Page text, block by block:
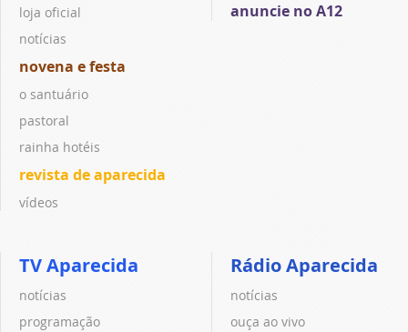
loja oficial
notícias
novena e festa
o santuário
pastoral
rainha hotéis
revista de aparecida
vídeos
anuncie no A12
TV Aparecida
notícias
programação
Rádio Aparecida
notícias
ouça ao vivo